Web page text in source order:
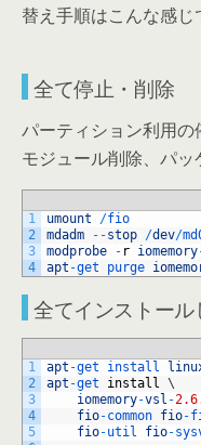
替え手順はこんな感じ
全て停止・削除
パーティション利用の
モジュール削除、パッ
1
2
3
4
umount /fio
mdadm
--stop /dev/
modprobe
- r iomemory
apt -get purge
全てインストー
1
2
3
4
5
apt -get install
apt -get install \
iomemory-vsl -
fio-common fio-
fio-util fio-